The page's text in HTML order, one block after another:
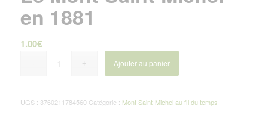
en 1881
1.00€
Ajouter au panier
UGS : 3760211784560 Catégorie : Mont Saint-Michel au fil du temps